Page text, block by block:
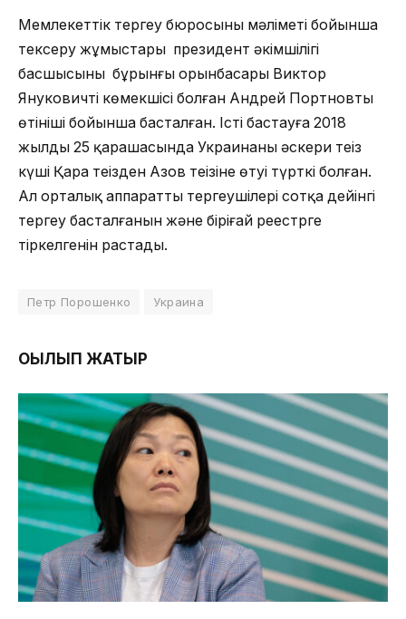
Мемлекеттік тергеу бюросының мәліметі бойынша
тексеру жұмыстары президент әкімшілігі
басшысының бұрынғы орынбасары Виктор
Януковичтің көмекшісі болған Андрей Портновтың
өтініші бойынша басталған. Істі бастауға 2018
жылдың 25 қарашасында Украинаның әскери теңіз
күші Қара теңізден Азов теңізіне өтуі түрткі болған.
Ал орталық аппараттың тергеушілері сотқа дейінгі
тергеу басталғанын және біріңғай реестрге
тіркелгенін растады.
Петр Порошенко Украина
ОҚЫЛЫП ЖАТЫР